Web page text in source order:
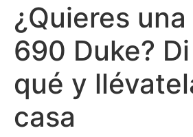
¿Quieres una
690 Duke?
qué y
casa